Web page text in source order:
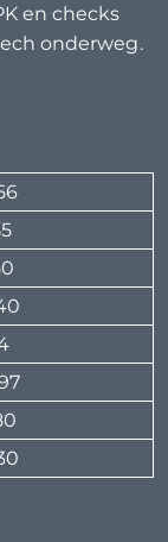
en checks
onderweg.